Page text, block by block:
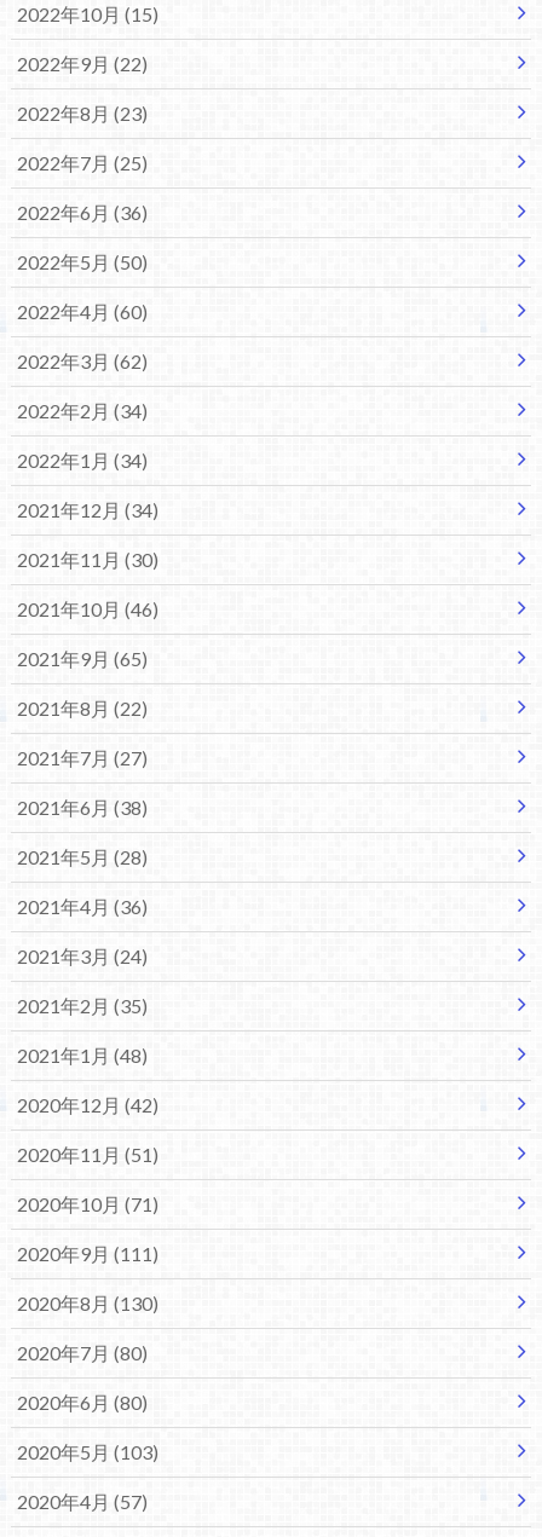
2022年10月 (15)
2022年9月 (22)
2022年8月 (23)
2022年7月 (25)
2022年6月 (36)
2022年5月 (50)
2022年4月 (60)
2022年3月 (62)
2022年2月 (34)
2022年1月 (34)
2021年12月 (34)
2021年11月 (30)
2021年10月 (46)
2021年9月 (65)
2021年8月 (22)
2021年7月 (27)
2021年6月 (38)
2021年5月 (28)
2021年4月 (36)
2021年3月 (24)
2021年2月 (35)
2021年1月 (48)
2020年12月 (42)
2020年11月 (51)
2020年10月 (71)
2020年9月 (111)
2020年8月 (130)
2020年7月 (80)
2020年6月 (80)
2020年5月 (103)
2020年4月 (57)